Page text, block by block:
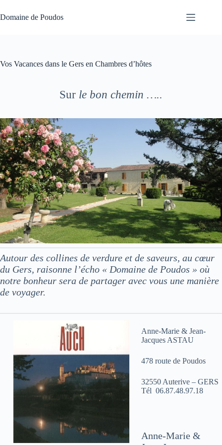
au
contenu
Domaine de Poudos
Vos Vacances dans le Gers en Chambres d’hôtes
Sur le bon chemin …..
Autour des collines de verdure et de saveurs, au cœur
du Gers, raisonne l’écho « Domaine de Poudos » où
notre bonheur sera de partager avec vous une manière
de voyager.
Anne-Marie & Jean-
Jacques ASTAU
478 route de Poudos
32550 Auterive – GERS
Tél 06.87.48.97.18
Anne-Marie &